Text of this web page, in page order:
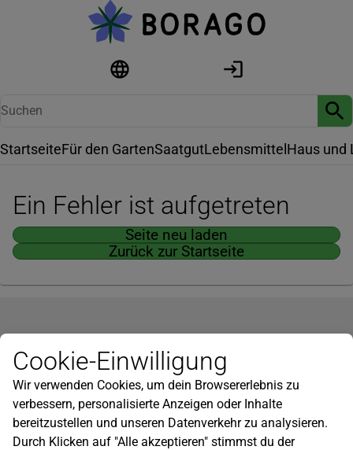
StartseiteFür den GartenSaatgutLebensmittel Haus und
Ein Fehler ist aufgetreten
Seite neu laden
Zurück zur Startseite
Newsletter
Infos zu neuen Produkten, Gartentipps und mehr findest du in
unserem Newsletter!
Jetzt anmelden
Cookie-Einwilligung
Wir verwenden Cookies, um dein Browsererlebnis zu
verbessern, personalisierte Anzeigen oder Inhalte
bereitzustellen und unseren Datenverkehr zu analysieren.
Durch Klicken auf "Alle akzeptieren" stimmst du der